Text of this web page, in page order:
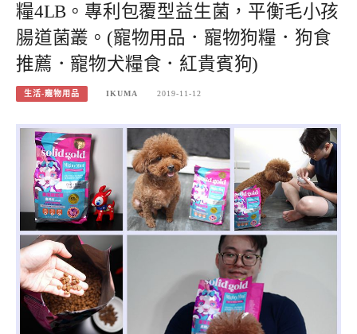
糧4LB。專利包覆型益生菌，平衡毛小孩
腸道菌叢。(寵物用品．寵物狗糧．狗食
推薦．寵物犬糧食．紅貴賓狗)
生活-寵物用品 IKUMA 2019-11-12